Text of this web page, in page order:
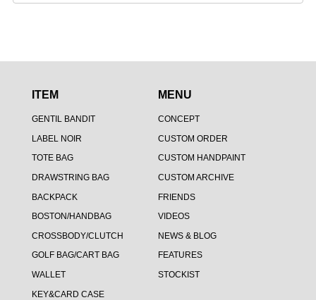
ITEM
GENTIL BANDIT
LABEL NOIR
TOTE BAG
DRAWSTRING BAG
BACKPACK
BOSTON/HANDBAG
CROSSBODY/CLUTCH
GOLF BAG/CART BAG
WALLET
KEY&CARD CASE
MENU
CONCEPT
CUSTOM ORDER
CUSTOM HANDPAINT
CUSTOM ARCHIVE
FRIENDS
VIDEOS
NEWS & BLOG
FEATURES
STOCKIST